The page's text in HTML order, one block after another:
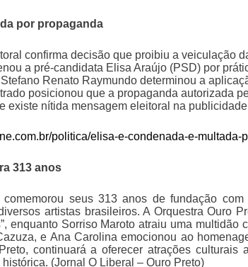
por propaganda
confirma decisão que proibiu a veiculação
a pré-candidata Elisa Araújo (PSD) por
Renato Raymundo determinou a
posicionou que a propaganda autorizada
existe nítida mensagem eleitoral na
politica/elisa-e-condenada-e-
313 anos
comemorou seus 313 anos de fundação
artistas brasileiros. A Orquestra Ouro
enquanto Sorriso Maroto atraiu uma
e Ana Carolina emocionou ao
continuará a oferecer atrações
(Jornal O Liberal – Ouro Preto)